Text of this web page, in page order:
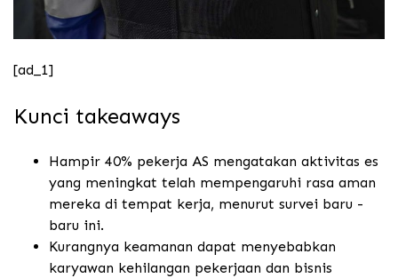
[ad_1]
Kunci takeaways
Hampir 40% pekerja AS mengatakan aktivitas es
yang meningkat telah mempengaruhi rasa aman
mereka di tempat kerja, menurut survei baru -
baru ini.
Kurangnya keamanan dapat menyebabkan
karyawan kehilangan pekerjaan dan bisnis